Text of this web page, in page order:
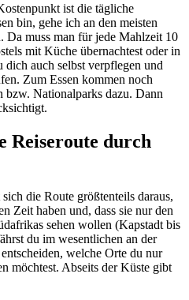
ist die tägliche
bin, gehe ich an den meisten
Da muss man für jede Mahlzeit 10
mit Küche übernachtest oder in
auch selbst verpflegen und
Zum Essen kommen noch
Nationalparks dazu. Dann
Reiseroute durch
die Route größtenteils daraus,
Zeit haben und, dass sie nur den
sehen wollen (Kapstadt bis
du im wesentlichen an der
welche Orte du nur
möchtest. Abseits der Küste gibt